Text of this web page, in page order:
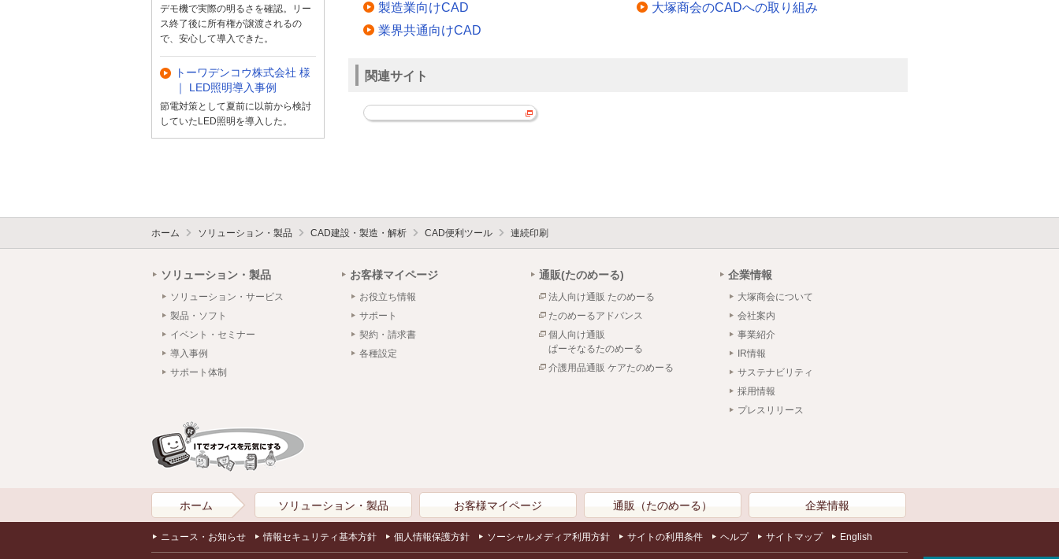
製造業向けCAD
業界共通向けCAD
大塚商会のCADへの取り組み
関連サイト
デモ機で実際の明るさを確認。リー
ス終了後に所有権が譲渡されるの
で、安心して導入できた。
トーワデンコウ株式会社 様
｜ LED照明導入事例
節電対策として夏前に以前から検討
していたLED照明を導入した。
ホーム ソリューション・製品 CAD建設・製造・解析 CAD便利ツール 連続印刷
ソリューション・製品
ソリューション・サービス
製品・ソフト
イベント・セミナー
導入事例
サポート体制
お客様マイページ
お役立ち情報
サポート
契約・請求書
各種設定
通販(たのめーる)
法人向け通販 たのめーる
たのめーるアドバンス
個人向け通販
ぱーそなるたのめーる
介護用品通販 ケアたのめーる
企業情報
大塚商会について
会社案内
事業紹介
IR情報
サステナビリティ
採用情報
プレスリリース
ホーム ソリューション・製品 お客様マイページ 通販（たのめーる） 企業情報
ニュース・お知らせ 情報セキュリティ基本方針 個人情報保護方針 ソーシャルメディア利用方針 サイトの利用条件 ヘルプ サイトマップ English